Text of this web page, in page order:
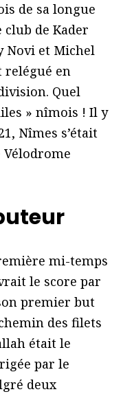
de sa longue
de Kader
Novi et Michel
relégué en
Quel
» nîmois ! Il y
Nîmes s’était
Vélodrome
mi-temps
le score par
premier but
des filets
était le
par le
deux